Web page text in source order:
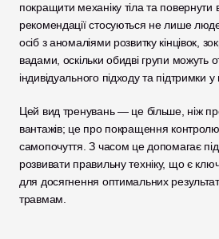
покращити механіку тіла та повернути
рекомендації стосуються не лише
осіб з аномаліями розвитку кінцівок,
вадами, оскільки обидві групи можуть
індивідуального підходу та підтримки у
Цей вид тренувань — це більше, ніж
вантажів; це про покращення
самопочуття. З часом це допомагає
розвивати правильну техніку, що є
для досягнення оптимальних
травмам.